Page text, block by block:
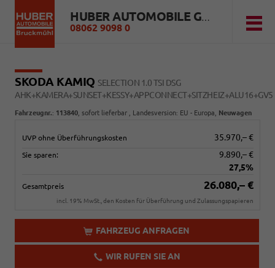
HUBER AUTOMOBILE GMBH
08062 9098 0
SKODA KAMIQ SELECTION 1.0 TSI DSG
AHK+KAMERA+SUNSET+KESSY+APPCONNECT+SITZHEIZ+ALU16+GV5
Fahrzeugnr.: 113840 sofort lieferbar , Landesversion: EU - Europa, Neuwagen
UVP ohne Überführungskosten 35.970,– €
Sie sparen:
9.890,– €
27,5%
Gesamtpreis 26.080,– €
incl. 19% MwSt., den Kosten für Überführung und Zulassungspapieren
FAHRZEUG ANFRAGEN
WIR RUFEN SIE AN